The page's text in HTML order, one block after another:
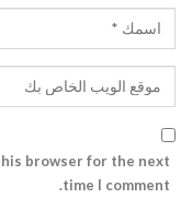
browser for the next
time I comment.